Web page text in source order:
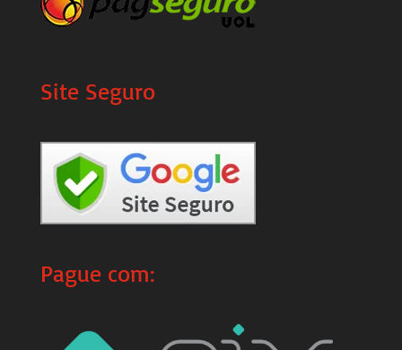
Site Seguro
Pague com: